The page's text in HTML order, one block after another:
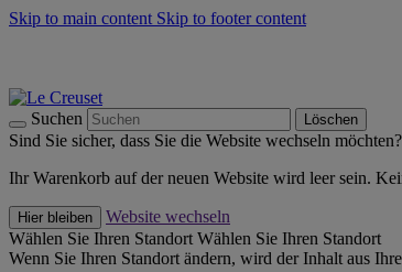
Skip to main content Skip to footer content
Suchen Löschen
Sind Sie sicher, dass Sie die Website wechseln möchten?
Ihr Warenkorb auf der neuen Website wird leer sein.
Hier bleiben
Website wechseln
Wählen Sie Ihren Standort Wählen Sie Ihren Standort
Wenn Sie Ihren Standort ändern, wird der Inhalt aus